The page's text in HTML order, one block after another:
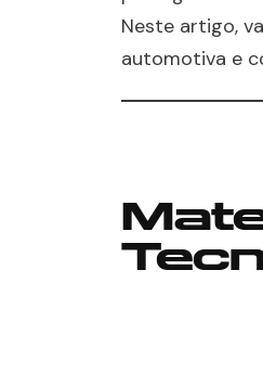
Neste artigo,
automotiva e